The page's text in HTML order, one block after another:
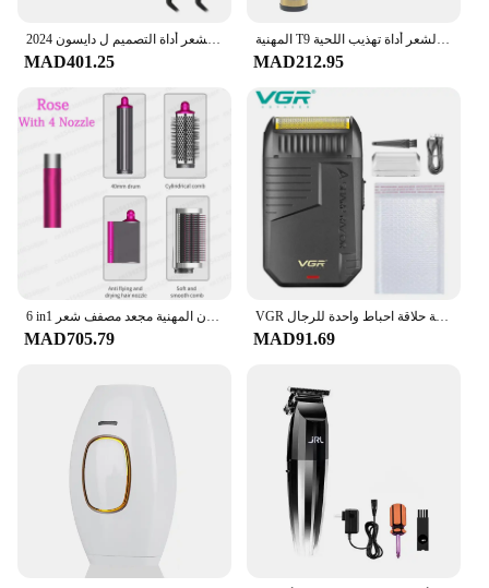
MAD401.25 MAD212.95
6 in1 متعدد مصفف شعر مكواة تجعيد الشعر فرشاة الهواء الساخن الشباك برميل فرشاة مجفف الشعر صالون المهنية مجعد مصفف شعر
MAD705.79
VGR ماكينة حلاقة المهنية ماكينة حلاقة كهربائية قابلة للشحن أداة تهذيب اللحية قابلة للشحن ماكينة حلاقة احباط واحدة للرجال V-375
MAD91.69